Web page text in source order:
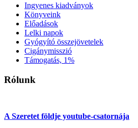
Ingyenes kiadványok
Könyveink
Előadások
Lelki napok
Gyógyító összejövetelek
Cigánymisszió
Támogatás, 1%
Rólunk
A Szeretet földje youtube-csatornája